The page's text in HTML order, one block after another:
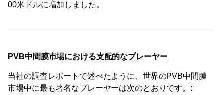
00米ドルに増加しました。
PVB中間膜市場における支配的なプレーヤー
当社の調査レポートで述べたように、世界のPVB中間膜
市場中に最も著名なプレーヤーは次のとおりです。: